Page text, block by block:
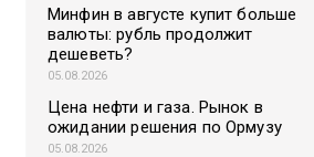
Минфин в августе купит больше
валюты: рубль продолжит
дешеветь?
05.08.2026
Цена нефти и газа. Рынок в
ожидании решения по Ормузу
05.08.2026